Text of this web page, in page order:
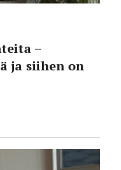
–
ja siihen on